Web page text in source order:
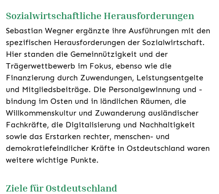
Sozialwirtschaftliche Herausforderungen
Sebastian Wegner ergänzte ihre Ausführungen mit den
spezifischen Herausforderungen der Sozialwirtschaft.
Hier standen die Gemeinnützigkeit und der
Trägerwettbewerb im Fokus, ebenso wie die
Finanzierung durch Zuwendungen, Leistungsentgelte
und Mitgliedsbeiträge. Die Personalgewinnung und -
bindung im Osten und in ländlichen Räumen, die
Willkommenskultur und Zuwanderung ausländischer
Fachkräfte, die Digitalisierung und Nachhaltigkeit
sowie das Erstarken rechter, menschen- und
demokratiefeindlicher Kräfte in Ostdeutschland waren
weitere wichtige Punkte.
Ziele für Ostdeutschland